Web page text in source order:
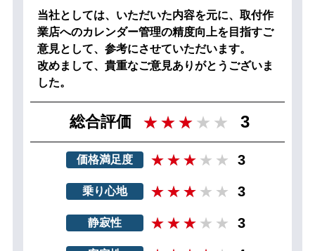
当社としては、いただいた内容を元に、取付作
業店へのカレンダー管理の精度向上を目指すご
意見として、参考にさせていただいます。
改めまして、貴重なご意見ありがとうございま
した。
総合評価 3
価格満足度 3
乗り心地 3
静寂性 3